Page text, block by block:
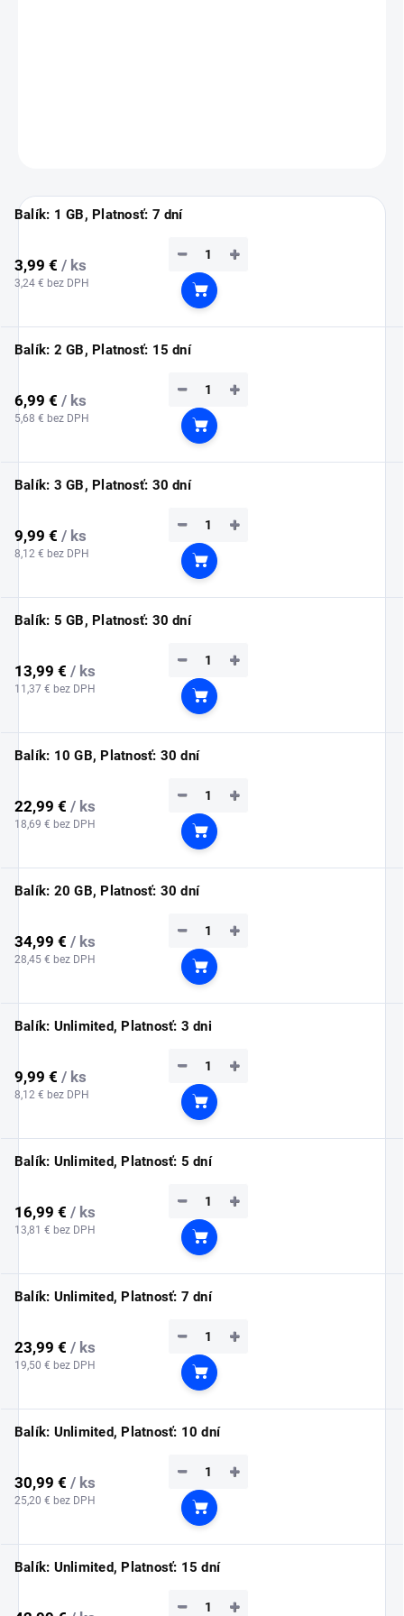
Balík: 1 GB, Platnosť: 7 dní
3,99 € / ks
3,24 € bez DPH
+
−
Do košíka
Balík: 2 GB, Platnosť: 15 dní
6,99 € / ks
5,68 € bez DPH
+
−
Do košíka
Balík: 3 GB, Platnosť: 30 dní
9,99 € / ks
8,12 € bez DPH
+
−
Do košíka
Balík: 5 GB, Platnosť: 30 dní
13,99 € / ks
11,37 € bez DPH
+
−
Do košíka
Balík: 10 GB, Platnosť: 30 dní
22,99 € / ks
18,69 € bez DPH
+
−
Do košíka
Balík: 20 GB, Platnosť: 30 dní
34,99 € / ks
28,45 € bez DPH
+
−
Do košíka
Balík: Unlimited, Platnosť: 3 dni
9,99 € / ks
8,12 € bez DPH
+
−
Do košíka
Balík: Unlimited, Platnosť: 5 dní
16,99 € / ks
13,81 € bez DPH
+
−
Do košíka
Balík: Unlimited, Platnosť: 7 dní
23,99 € / ks
19,50 € bez DPH
+
−
Do košíka
Balík: Unlimited, Platnosť: 10 dní
30,99 € / ks
25,20 € bez DPH
+
−
Do košíka
Balík: Unlimited, Platnosť: 15 dní
+
−